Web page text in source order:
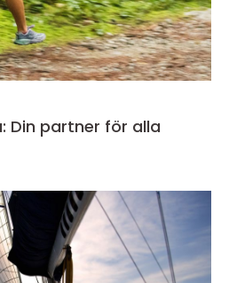
Din partner för alla